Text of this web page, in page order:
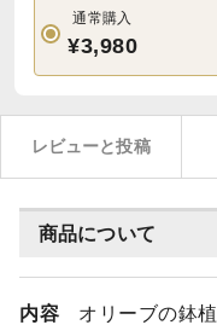
通常購入
¥3,980
レビューと投稿
商品について
内容 オリーブの鉢植